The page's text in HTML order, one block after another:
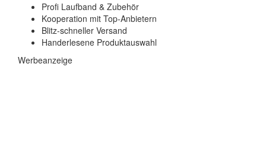
Profi Laufband & Zubehör
Kooperation mit Top-Anbietern
Blitz-schneller Versand
Handerlesene Produktauswahl
Werbeanzeige